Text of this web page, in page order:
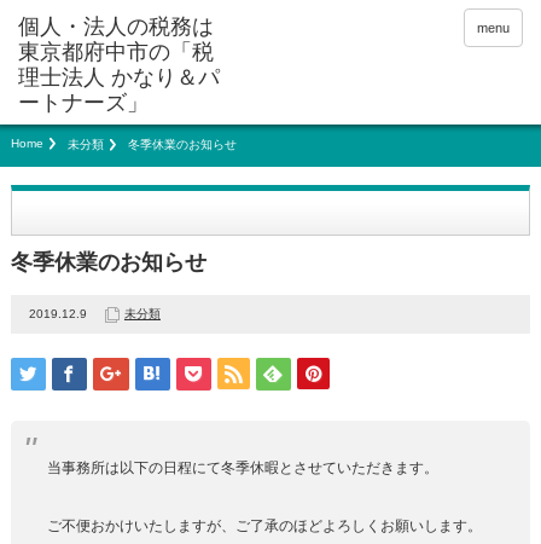
menu
Home 未分類 冬季休業のお知らせ
冬季休業のお知らせ
2019.12.9 未分類
当事務所は以下の日程にて冬季休暇とさせていただきます。
ご不便おかけいたしますが、ご了承のほどよろしくお願いします。